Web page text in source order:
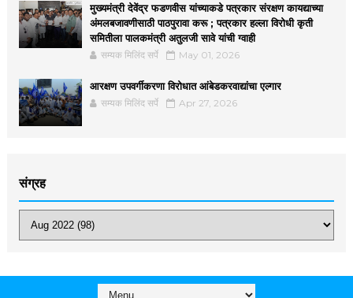
मुख्यमंत्री देवेंद्र फडणवीस यांच्याकडे पत्रकार संरक्षण कायद्याच्या
अंमलबजावणीसाठी पाठपुरावा करू ; पत्रकार हल्ला विरोधी कृती
समितीला पालकमंत्री अतुलजी सावे यांची ग्वाही
सम्यक मिलिंद सर्पे May 01, 2026
आरक्षण उपवर्गीकरणा विरोधात आंबेडकरवाद्यांचा एल्गार
सम्यक मिलिंद सर्पे Apr 27, 2026
संग्रह